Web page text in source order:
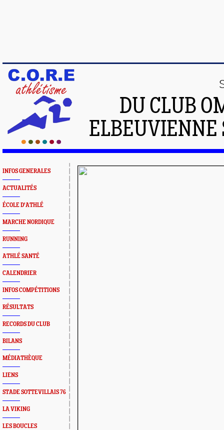
DU CLUB
INFOS GENERALES
ACTUALITÉS
ÉCOLE D'ATHLÉ
MARCHE NORDIQUE
RUNNING
ATHLÉ SANTÉ
CALENDRIER
INFOS COMPÉTITIONS
RÉSULTATS
RECORDS DU CLUB
BILANS
MÉDIATHÈQUE
LIENS
STADE SOTTEVILLAIS 76
LA VIKING
LES BOUCLES